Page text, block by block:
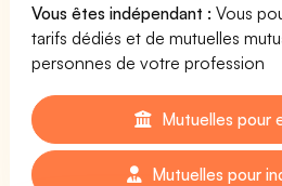
Vous êtes indépendant : Vous
tarifs dédiés et de mutuelles
personnes de votre profession
Mutuelles pour
Mutuelles pour